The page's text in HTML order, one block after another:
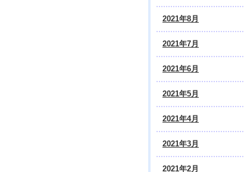
2021年8月
2021年7月
2021年6月
2021年5月
2021年4月
2021年3月
2021年2月